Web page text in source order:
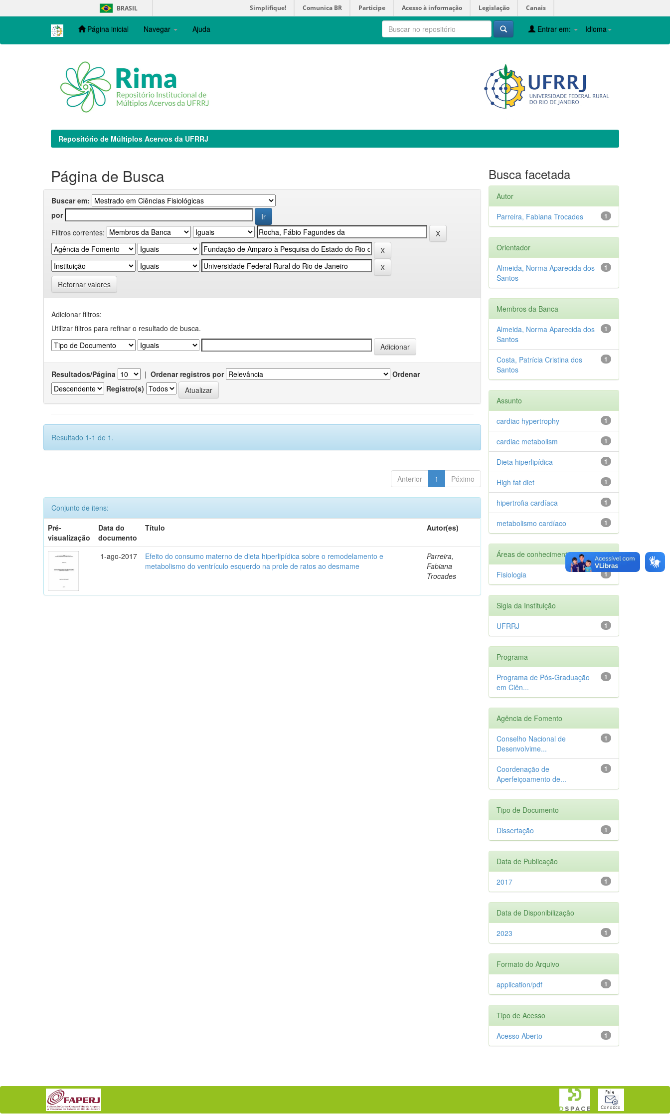
navigation
BRASIL Simplifique! Comunica BR Participe Acesso à informação Legislação Canais
Página inicial Navegar Ajuda Idioma
Entrar em:
Repositório de Múltiplos Acervos da UFRRJ
Página de Busca
Buscar em:
por
Filtros correntes:
Retornar valores
Adicionar filtros:
Utilizar filtros para refinar o resultado de busca.
Resultados/Página | Ordenar registros por
Ordenar
Registro(s)
Resultado 1-1 de 1.
Anterior 1 Póximo
Conjunto de itens:
Pré-
visualização
Data do
documento
Título Autor(es)
1-ago-2017
Efeito do consumo materno de dieta hiperlipídica sobre o remodelamento e
metabolismo do ventrículo esquerdo na prole de ratos ao desmame
Parreira,
Fabiana
Trocades
Busca facetada
Autor
1
Parreira, Fabiana Trocades
Orientador
1
Almeida, Norma Aparecida dos
Santos
Membros da Banca
1
Almeida, Norma Aparecida dos
Santos
1
Costa, Patrícia Cristina dos
Santos
Assunto
1
cardiac hypertrophy
1
cardiac metabolism
1
Dieta hiperlipídica
1
High fat diet
1
hipertrofia cardíaca
1
metabolismo cardíaco
Áreas de conhecimento
1
Fisiologia
Sigla da Instituição
1
UFRRJ
Programa
1
Programa de Pós-Graduação
em Ciên...
Agência de Fomento
1
Conselho Nacional de
Desenvolvime...
1
Coordenação de
Aperfeiçoamento de...
Tipo de Documento
1
Dissertação
Data de Publicação
1
2017
Data de Disponibilização
1
2023
Formato do Arquivo
1
application/pdf
Tipo de Acesso
1
Acesso Aberto